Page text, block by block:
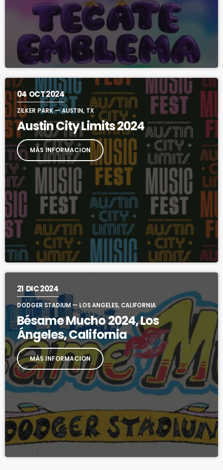
04 OCT 2024
ZILKER PARK — AUSTIN, TX
Austin City Limits 2024
MÁS INFORMACION
21 DIC 2024
DODGER STADIUM — LOS ANGELES, CALIFORNIA
Bésame Mucho 2024, Los
Ángeles, California
MÁS INFORMACION